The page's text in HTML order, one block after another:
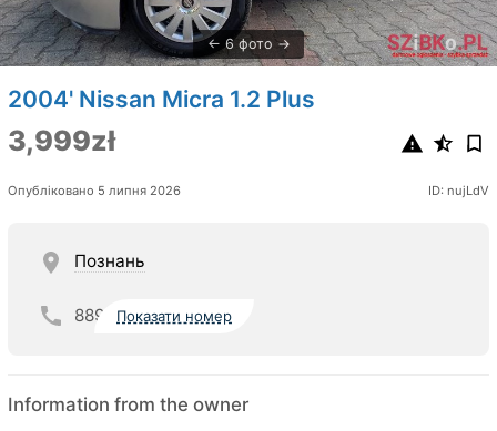
6 фото
2004' Nissan Micra 1.2 Plus
3,999zł
Опубліковано 5 липня 2026 ID: nujLdV
Познань
889 Показати номер
Information from the owner